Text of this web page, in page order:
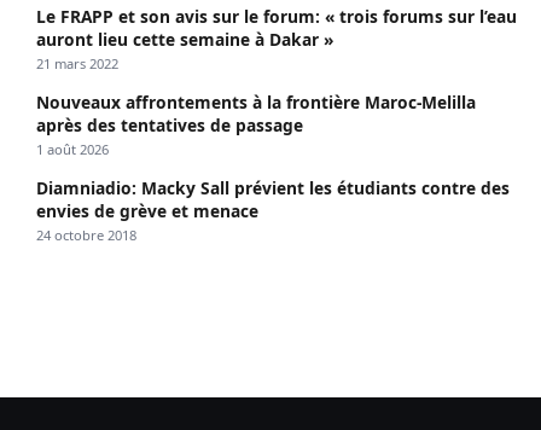
Le FRAPP et son avis sur le forum: « trois forums sur l’eau
auront lieu cette semaine à Dakar »
21 mars 2022
Nouveaux affrontements à la frontière Maroc-Melilla
après des tentatives de passage
1 août 2026
Diamniadio: Macky Sall prévient les étudiants contre des
envies de grève et menace
24 octobre 2018